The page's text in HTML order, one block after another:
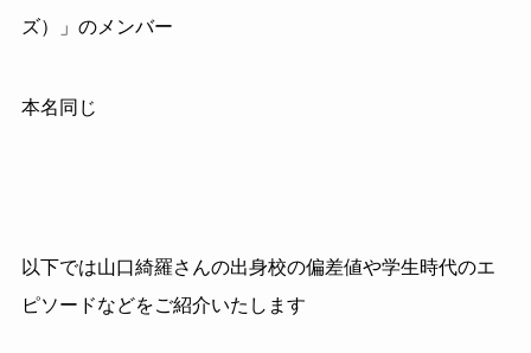
ズ）」のメンバー
本名同じ
以下では山口綺羅さんの出身校の偏差値や学生時代のエ
ピソードなどをご紹介いたします